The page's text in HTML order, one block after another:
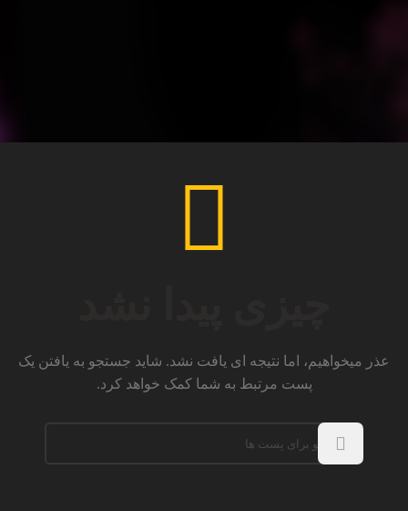
عذر میخواهیم، اما نتیجه ای یافت نشد. شاید جستجو به یافتن یک
پست مرتبط به شما کمک خواهد کرد.